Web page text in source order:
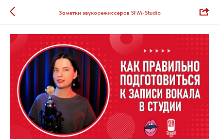
Заметки звукорежиссеров SFM-Studio